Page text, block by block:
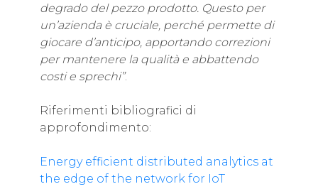
degrado del pezzo prodotto. Questo per
un’azienda è cruciale, perché permette di
giocare d’anticipo, apportando correzioni
per mantenere la qualità e abbattendo
costi e sprechi”.
Riferimenti bibliografici di
approfondimento:
Energy efficient distributed analytics at
the edge of the network for IoT